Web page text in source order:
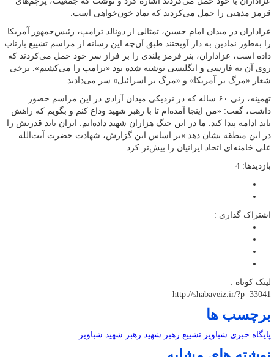
قرمز مذهبی را حمل می‌کردند که نماد خون‌خواهی است.
عزاداران در میدان امام حسین، تمثالی از دونالد ترامپ، رئیس‌جمهور آمریکا
را به‌طور نمادین به دار آویختند.طبق آن‌چه این رسانه از مراسم تشییع بازتاب
داده است، عزاداران، بنر قرمز بلندی را بر فراز سر خود حمل می‌کردند که
روی آن به فارسی و انگلیسی نوشته شده بود «ترامپ را می‌کشیم». برخی
شعار «مرگ بر آمریکا» و «مرگ بر اسرائیل» سر می‌دادند.
تهمینه، زنی ۶۰ ساله که در نزدیکی میدان آزادی در این مراسم حضور
داشت، گفت: «من اینجا آمده‌ام تا با رهبر شهید وداع کنم و بگویم که راهش
باید ادامه پیدا کند. ما در این جنگ هزاران شهید داده‌ایم. ایران باید قدرتش را
در این منطقه نشان دهد.»بر اساس این گزارش، شهادت حضرت آیت‌الله
علی خامنه‌ای اتحاد ایرانیان را بیش‌تر کرد.
بازدیدها: 4
اشتراک گذاری :
لینک کوتاه :
http://shabaveiz.ir/?p=33041
برچسب ها
پایگاه خبری شباویز تشییع رهبر شهید رهبر شهید شباویز